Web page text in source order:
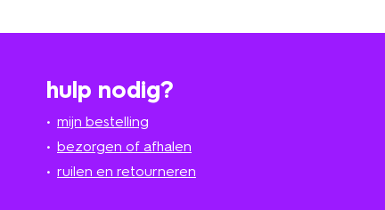
hulp nodig?
mijn bestelling
bezorgen of afhalen
ruilen en retourneren